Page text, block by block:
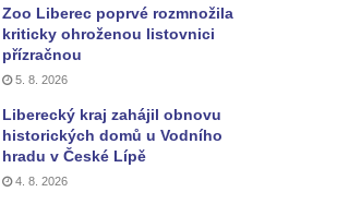
Zoo Liberec poprvé rozmnožila
kriticky ohroženou listovnici
přízračnou
5. 8. 2026
Liberecký kraj zahájil obnovu
historických domů u Vodního
hradu v České Lípě
4. 8. 2026